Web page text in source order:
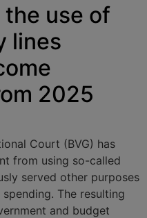
the use of
lines
2025
Court (BVG) has
from using so-called
served other purposes
The resulting
and budget